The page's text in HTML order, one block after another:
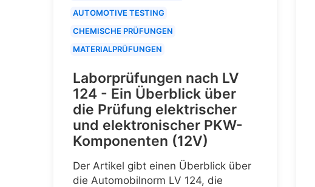
AUTOMOTIVE TESTING
CHEMISCHE PRÜFUNGEN
MATERIALPRÜFUNGEN
Laborprüfungen nach LV
124 - Ein Überblick über
die Prüfung elektrischer
und elektronischer PKW-
Komponenten (12V)
Der Artikel gibt einen Überblick über
die Automobilnorm LV 124, die